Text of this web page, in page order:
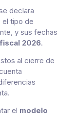
declara
el tipo de
y sus fechas
2026.
al cierre de
el modelo